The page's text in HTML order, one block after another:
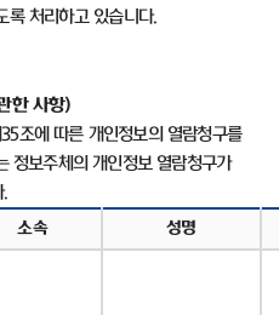
록 처리하고 있습니다.
한 사항)
35조에 따른 개인정보의 열람청구를
정보주체의 개인정보 열람청구가
.
소속 성명